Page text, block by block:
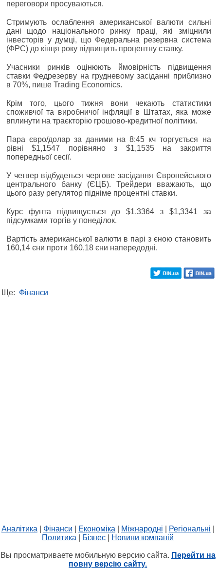
переговори просуваються.
Стримують ослаблення американської валюти сильні
дані щодо національного ринку праці, які зміцнили
інвесторів у думці, що Федеральна резервна система
(ФРС) до кінця року підвищить процентну ставку.
Учасники ринків оцінюють ймовірність підвищення
ставки Федрезерву на грудневому засіданні приблизно
в 70%, пише Trading Economics.
Крім того, цього тижня вони чекають статистики
споживчої та виробничої інфляції в Штатах, яка може
вплинути на траєкторію грошово-кредитної політики.
Пара євро/долар за даними на 8:45 кч торгується на
рівні $1,1547 порівняно з $1,1535 на закриття
попередньої сесії.
У четвер відбудеться чергове засідання Європейського
центрального банку (ЄЦБ). Трейдери вважають, що
цього разу регулятор підніме процентні ставки.
Курс фунта підвищується до $1,3364 з $1,3341 за
підсумками торгів у понеділок.
Вартість американської валюти в парі з єною становить
160,14 єни проти 160,18 єни напередодні.
Ще: Фінанси
Аналітика Фінанси Економіка Міжнародні Регіональні
Политика
Бізнес Новини компаній
Вы просматриваете мобильную версию сайта. Перейти на
повну версію сайту.